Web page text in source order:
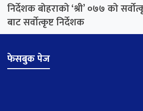
निर्देशक बोहराको ‘श्री’ ०७७ को
बाट सर्वाेत्कृष्ट निर्देशक
फेसबुक पेज